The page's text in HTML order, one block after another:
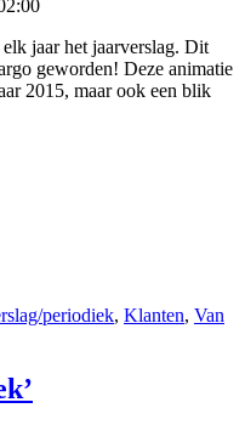
jaar het jaarverslag. Dit
geworden! Deze animatie
2015, maar ook een blik
periodiek, Klanten, Van